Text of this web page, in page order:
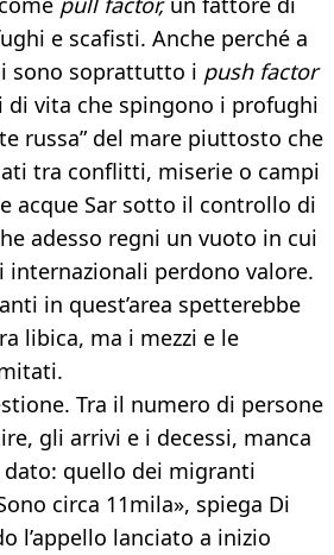
e scafisti. Anche perché a
sono soprattutto i push factor
di vita che spingono i profughi
russa” del mare piuttosto che
tra conflitti, miserie o campi
acque Sar sotto il controllo di
adesso regni un vuoto in cui
internazionali perdono valore.
in quest’area spetterebbe
libica, ma i mezzi e le
Tra il numero di persone
gli arrivi e i decessi, manca
quello dei migranti
circa 11mila», spiega Di
l’appello lanciato a inizio